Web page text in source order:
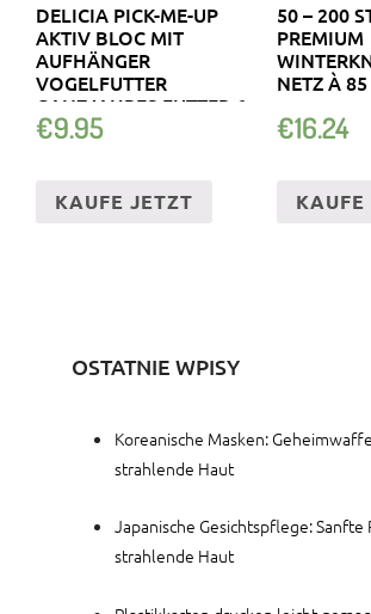
DELICIA PICK-ME-UP
AKTIV BLOC MIT
AUFHÄNGER
VOGELFUTTER
GANZJAHRES FUTTER 6
STCK
€9.95
KAUFE JETZT
50 – 200
PREMIUM
NETZ À 85
€16.24
OSTATNIE WPISY
Koreanische Masken:
strahlende Haut
Japanische Gesichtspflege:
strahlende Haut